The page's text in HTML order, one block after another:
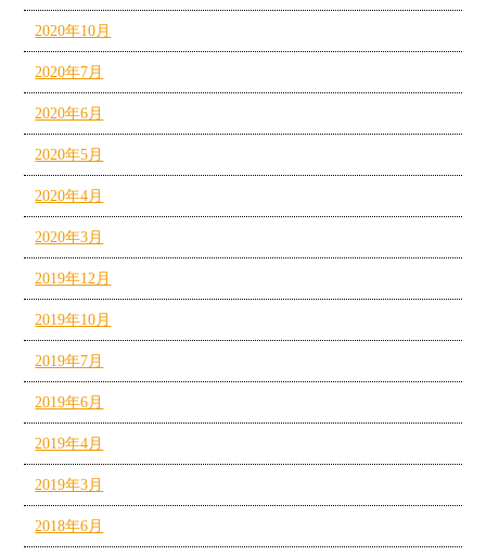
2020年10月
2020年7月
2020年6月
2020年5月
2020年4月
2020年3月
2019年12月
2019年10月
2019年7月
2019年6月
2019年4月
2019年3月
2018年6月